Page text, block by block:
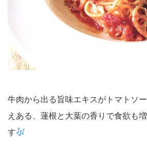
牛肉から出る旨味エキスがトマトソ
えある、蓮根と大葉の香りで食欲も
す